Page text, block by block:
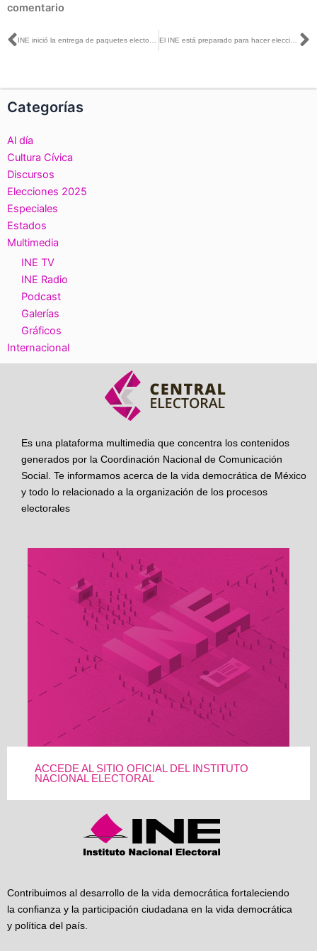
comentario
Ant El INE está preparado para hacer elecciones grandes y complejas: Uuc-kib Espadas con Adriana Delgado y Samuel Prieto
Categorías
Al día
Cultura Cívica
Discursos
Elecciones 2025
Especiales
Estados
Multimedia
INE TV
INE Radio
Podcast
Galerías
Gráficos
Internacional
Es una plataforma multimedia que concentra los contenidos
generados por la Coordinación Nacional de Comunicación
Social. Te informamos acerca de la vida democrática de México
y todo lo relacionado a la organización de los procesos
electorales
ACCEDE AL SITIO OFICIAL DEL INSTITUTO
NACIONAL ELECTORAL
Contribuimos al desarrollo de la vida democrática fortaleciendo
la confianza y la participación ciudadana en la vida democrática
y política del país.